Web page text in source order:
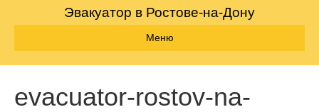
Эвакуатор в Ростове-на-Дону
Меню
evacuator-rostov-na-